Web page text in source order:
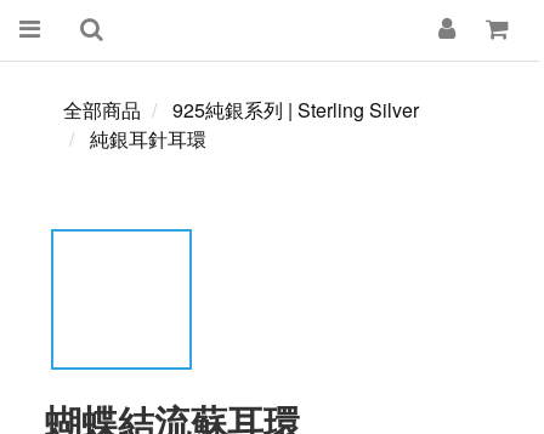
全部商品
925純銀系列 | Sterling Silver
純銀耳針耳環
蝴蝶結流蘇耳環